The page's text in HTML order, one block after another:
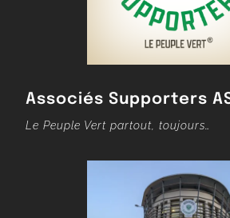
Associés Supporters
Le Peuple Vert partout, toujours…